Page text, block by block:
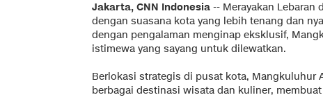
Jakarta, CNN Indonesia -- Merayakan Lebaran
dengan suasana kota yang lebih tenang dan
dengan pengalaman menginap eksklusif,
istimewa yang sayang untuk dilewatkan.
Berlokasi strategis di pusat kota, Mangkuluhur
berbagai destinasi wisata dan kuliner,